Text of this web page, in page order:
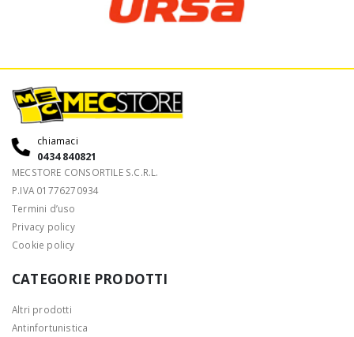
chiamaci
0434 840821
MECSTORE CONSORTILE S.C.R.L.
P.IVA 01776270934
Termini d’uso
Privacy policy
Cookie policy
CATEGORIE PRODOTTI
Altri prodotti
Antinfortunistica